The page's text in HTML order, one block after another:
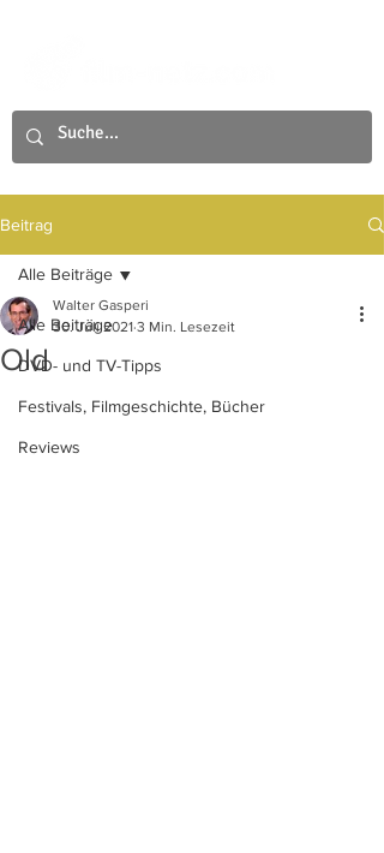
Beitrag
Alle Beiträge
DVD- und TV-Tipps
Festivals, Filmgeschichte, Bücher
Reviews
Alle Beiträge
Old
Walter Gasperi
30. Juli 2021 3 Min. Lesezeit